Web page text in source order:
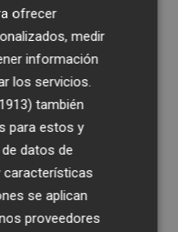
ofrecer
medir
información
los servicios.
también
para estos y
datos de
características
se aplican
proveedores